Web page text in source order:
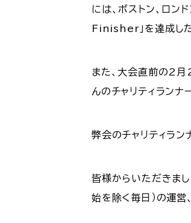
には、ボストン、ロン
Finisher」を達成した
また、大会直前の2
んのチャリティランナ
弊会のチャリティラン
皆様からいただきま
始を除く毎日）の運